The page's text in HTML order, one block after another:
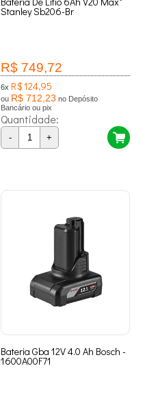
Stanley Sb206-Br
R$ 749,72
6x R$ 124,95
ou R$ 712,23 no Depósito
Bancário ou pix
Quantidade:
- +
Bateria Gba 12V 4.0 Ah Bosch -
1600A00F71